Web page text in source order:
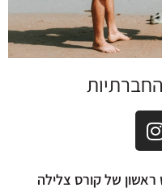
של קורס צלילה